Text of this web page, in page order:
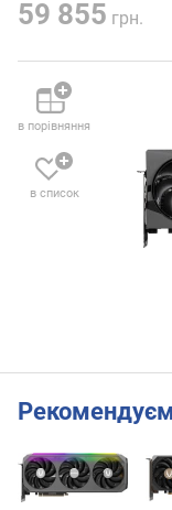
59 855 грн.
в порівняння
в список